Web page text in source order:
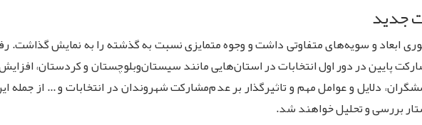
جدید
ابعاد و سویه‌های متفاوتی داشت و وجوه متمایزی نسبت به گذشته را به نمایش گذاشت.
پایین در دور اول انتخابات در استان‌هایی مانند سیستان‌وبلوچستان و کردستان،
دلایل و عوامل مهم و تاثیرگذار بر عدم‌مشارکت شهروندان در انتخابات و ... از جمله
بررسی و تحلیل خواهند شد.